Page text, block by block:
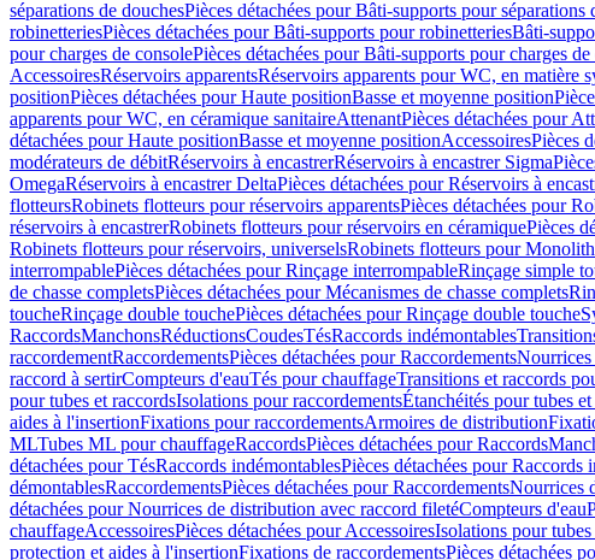
séparations de douchesPièces détachées pour Bâti-supports pour séparations
robinetteriesPièces détachées pour Bâti-supports pour robinetteriesBâti-
pour charges de consolePièces détachées pour Bâti-supports pour charges
AccessoiresRéservoirs apparentsRéservoirs apparents pour WC, en matière
positionPièces détachées pour Haute positionBasse et moyenne position
apparents pour WC, en céramique sanitaireAttenantPièces détachées pour
détachées pour Haute positionBasse et moyenne positionAccessoiresPièces
modérateurs de débitRéservoirs à encastrerRéservoirs à encastrer Sigma
OmegaRéservoirs à encastrer DeltaPièces détachées pour Réservoirs à
flotteursRobinets flotteurs pour réservoirs apparentsPièces détachées pour
réservoirs à encastrerRobinets flotteurs pour réservoirs en céramiquePièces
Robinets flotteurs pour réservoirs, universelsRobinets flotteurs pour Monolith
interrompablePièces détachées pour Rinçage interrompableRinçage simple
de chasse completsPièces détachées pour Mécanismes de chasse complets
toucheRinçage double touchePièces détachées pour Rinçage double touche
RaccordsManchonsRéductionsCoudesTésRaccords indémontables
raccordementRaccordementsPièces détachées pour Raccordements
raccord à sertirCompteurs d'eauTés pour chauffageTransitions et raccords
pour tubes et raccordsIsolations pour raccordementsÉtanchéités pour tubes
aides à l'insertionFixations pour raccordementsArmoires de distribution
MLTubes ML pour chauffageRaccordsPièces détachées pour Raccords
détachées pour TésRaccords indémontablesPièces détachées pour Raccords
démontablesRaccordementsPièces détachées pour RaccordementsNourrices
détachées pour Nourrices de distribution avec raccord filetéCompteurs d'eau
chauffageAccessoiresPièces détachées pour AccessoiresIsolations pour
protection et aides à l'insertionFixations de raccordementsPièces détachées